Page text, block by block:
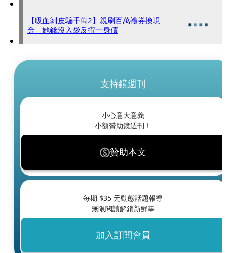
【吸血剝皮騙千萬2】親刷百萬禮券換現
金 她錢沒入袋反揹一身債
支持鏡週刊
小心意大意義
小額贊助鏡週刊！
贊助本文
每期 $35 元動態話題報導
無限閱讀解鎖新鮮事
加入訂閱會員